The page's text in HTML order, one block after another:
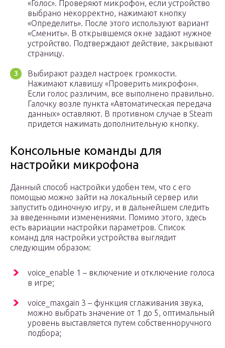
«Голос». Проверяют микрофон, если устройство
выбрано некорректно, нажимают кнопку
«Определить». После этого используют вариант
«Сменить». В открывшемся окне задают нужное
устройство. Подтверждают действие, закрывают
страницу.
Выбирают раздел настроек громкости.
Нажимают клавишу «Проверить микрофон».
Если голос различим, все выполнено правильно.
Галочку возле пункта «Автоматическая передача
данных» оставляют. В противном случае в Steam
придется нажимать дополнительную кнопку.
Консольные команды для
настройки микрофона
Данный способ настройки удобен тем, что с его
помощью можно зайти на локальный сервер или
запустить одиночную игру, и в дальнейшем следить
за введенными изменениями. Помимо этого, здесь
есть вариации настройки параметров. Список
команд для настройки устройства выглядит
следующим образом:
voice_enable 1 – включение и отключение голоса
в игре;
voice_maxgain 3 – функция сглаживания звука,
можно выбрать значение от 1 до 5, оптимальный
уровень выставляется путем собственноручного
подбора;